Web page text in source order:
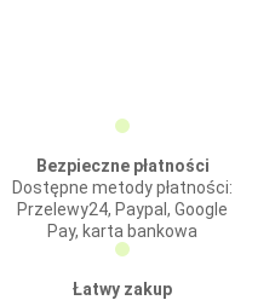
Bezpieczne płatności
Dostępne metody płatności:
Przelewy24, Paypal, Google
Pay, karta bankowa
Łatwy zakup